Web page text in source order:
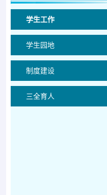
学生工作
学生园地
制度建设
三全育人